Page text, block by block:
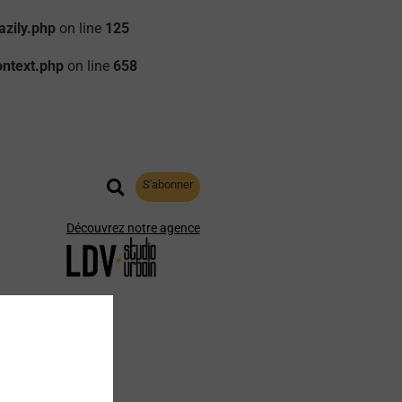
on line 125
on line 658
S'abonner
Découvrez notre agence